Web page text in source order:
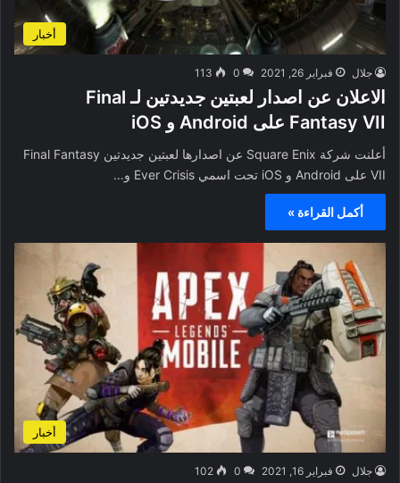
أخبار
جلال فبراير 26, 2021 0
113
الاعلان عن اصدار لعبتين جديدتين لـ Final
Fantasy VII على Android و iOS
أعلنت شركة Square Enix عن اصدارها لعبتين جديدتين Final Fantasy
VII على Android و iOS تحت اسمي Ever Crisis و…
أكمل القراءة »
أخبار
جلال فبراير 16, 2021 0
102